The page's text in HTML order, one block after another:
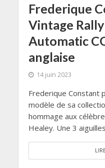
Frederique
Vintage
Automatic
anglaise
14 juin 2023
Frederique Constant
modèle de sa
hommage aux
Healey. Une 3